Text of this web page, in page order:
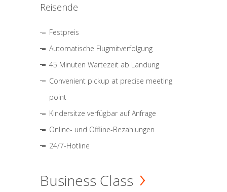
Reisende
Festpreis
Automatische Flugmitverfolgung
45 Minuten Wartezeit ab Landung
Convenient pickup at precise meeting
point
Kindersitze verfügbar auf Anfrage
Online- und Offline-Bezahlungen
24/7-Hotline
Business Class